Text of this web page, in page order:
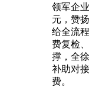
领军企
元，赞
给全流
费复检
撑，全
补助对
费。